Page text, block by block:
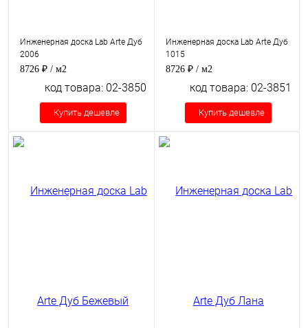
Инженерная доска Lab Arte Дуб
2006
8726 ₽ / м2
код товара: 02-3850
Купить дешевле
Инженерная доска Lab Arte Дуб
1015
8726 ₽ / м2
код товара: 02-3851
Купить дешевле